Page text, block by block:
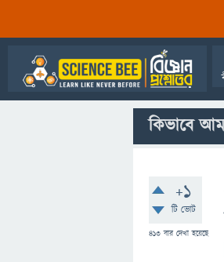
কিভাবে
+1
টি ভোট
413 বার দেখা হয়েছে